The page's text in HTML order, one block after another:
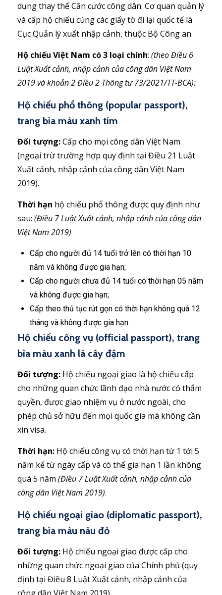
dụng thay thế Căn cước công dân. Cơ quan quản lý
và cấp hộ chiếu cùng các giấy tờ đi lại quốc tế là
Cục Quản lý xuất nhập cảnh, thuộc Bộ Công an.
Hộ chiếu Việt Nam có 3 loại chính: (theo Điều 6
Luật Xuất cảnh, nhập cảnh của công dân Việt Nam
2019 và khoản 2 Điều 2 Thông tư 73/2021/TT-BCA):
Hộ chiếu phổ thông (popular passport),
trang bìa màu xanh tím
Đối tượng:Cấp cho mọi công dân Việt Nam
(ngoại trừ trường hợp quy định tại Điều 21 Luật
Xuất cảnh, nhập cảnh của công dân Việt Nam
2019).
Thời hạn hộ chiếu phổ thông được quy định như
sau: (Điều 7 Luật Xuất cảnh, nhập cảnh của công dân
Việt Nam 2019)
Cấp cho người đủ 14 tuổi trở lên có thời hạn 10
năm và không được gia hạn;
Cấp cho người chưa đủ 14 tuổi có thời hạn 05 năm
và không được gia hạn;
Cấp theo thủ tục rút gọn có thời hạn không quá 12
tháng và không được gia hạn.
Hộ chiếu công vụ (official passport), trang
bìa màu xanh lá cây đậm
Đối tượng: Hộ chiếu ngoại giao là hộ chiếu cấp
cho những quan chức lãnh đạo nhà nước có thẩm
quyền, được giao nhiệm vụ ở nước ngoài, cho
phép chủ sở hữu đến mọi quốc gia mà không cần
xin visa.
Thời hạn: Hộ chiếu công vụ có thời hạn từ 1 tới 5
năm kể từ ngày cấp và có thể gia hạn 1 lần không
quá 5 năm (Điều 7 Luật Xuất cảnh, nhập cảnh của
công dân Việt Nam 2019).
Hộ chiếu ngoại giao (diplomatic passport),
trang bìa màu nâu đỏ
Đối tượng: Hộ chiếu ngoại giao được cấp cho
những quan chức ngoại giao của Chính phủ (quy
định tại Điều 8 Luật Xuất cảnh, nhập cảnh của